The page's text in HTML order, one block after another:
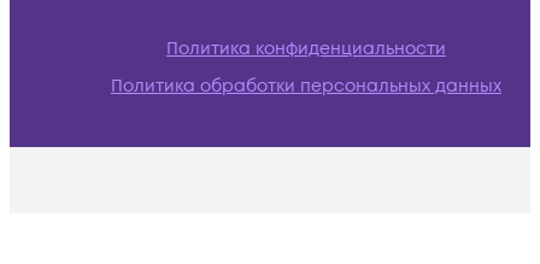
Политика конфиденциальности
Политика обработки персональных данных